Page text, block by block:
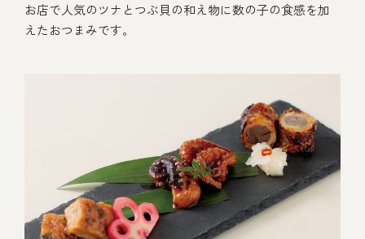
お店で人気のツナとつぶ貝の和え物に数の子の食感を加
えたおつまみです。